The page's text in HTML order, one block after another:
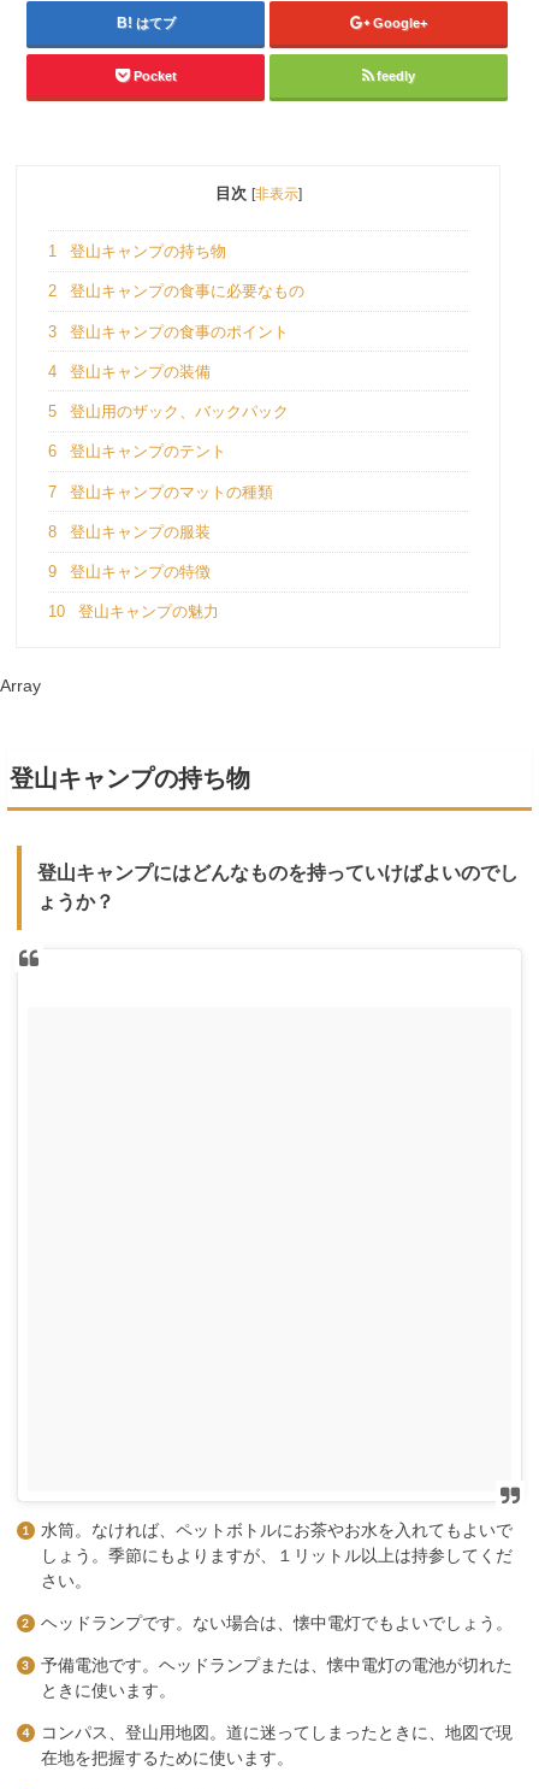
はてブ Google+
Pocket feedly
目次 [非表示]
1 登山キャンプの持ち物
2 登山キャンプの食事に必要なもの
3 登山キャンプの食事のポイント
4 登山キャンプの装備
5 登山用のザック、バックパック
6 登山キャンプのテント
7 登山キャンプのマットの種類
8 登山キャンプの服装
9 登山キャンプの特徴
10 登山キャンプの魅力
Array
登山キャンプの持ち物
登山キャンプにはどんなものを持っていけばよいのでし
ょうか？
水筒。なければ、ペットボトルにお茶やお水を入れてもよいで
しょう。季節にもよりますが、１リットル以上は持参してくだ
さい。
ヘッドランプです。ない場合は、懐中電灯でもよいでしょう。
予備電池です。ヘッドランプまたは、懐中電灯の電池が切れた
ときに使います。
コンパス、登山用地図。道に迷ってしまったときに、地図で現
在地を把握するために使います。